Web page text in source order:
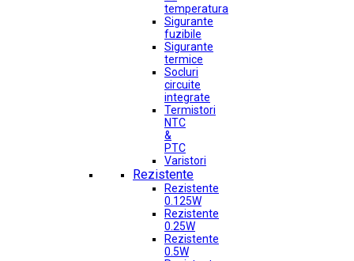
temperatura
Sigurante
fuzibile
Sigurante
termice
Socluri
circuite
integrate
Termistori
NTC
&
PTC
Varistori
Rezistente
Rezistente
0.125W
Rezistente
0.25W
Rezistente
0.5W